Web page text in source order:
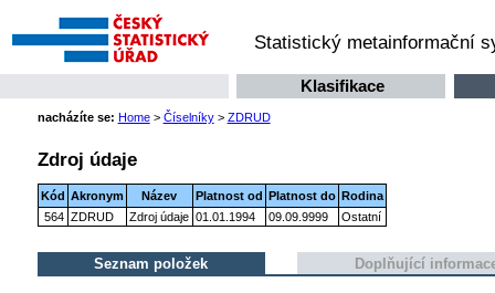
Statistický metainformační
Klasifikace
nacházíte se: Home> Číselníky> ZDRUD
Zdroj údaje
Kód Akronym Název Platnost od Platnost do Rodina
564 ZDRUD Zdroj údaje 01.01.1994 09.09.9999 Ostatní
Seznam položek Doplňující